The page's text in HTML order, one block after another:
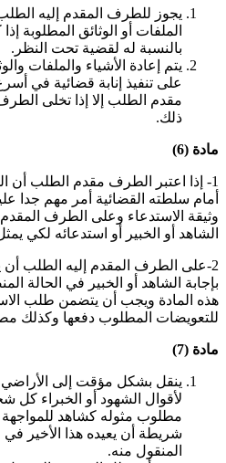
يجوز للطرف المقدم إليه
الملفات أو الوثائق المطلوبة
بالنسبة له لقضية تحت النظر .
يتم إعادة الأشياء والملفات
على تنفيذ إنابة قضائية في
مقدم الطلب إلا إذا تخلى
ذلك.
مادة (6)
1- إذا اعتبر الطرف مقدم الطلب أن
أمام سلطته القضائية أمر مهم جدا
وثيقة الاستدعاء وعلى الطرف
الشاهد أو الخبير أو استدعائه لكي
2-على الطرف المقدم إليه الطلب
هذه المادة ويجب أن يتضمن طلب
للتعويضات المطلوب دفعها وكذلك
مادة (7)
ينقل بشكل مؤقت إلى الأراضي
لأقوال الشهود أو الخبراء
مطلوب مثوله كشاهد
شريطة أن يعيده هذا الأخير
المنقول منه.